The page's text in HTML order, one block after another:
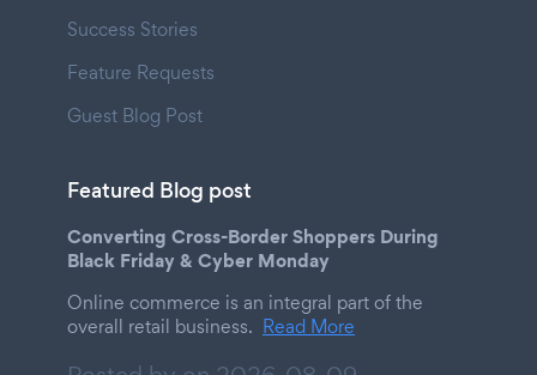
Success Stories
Feature Requests
Guest Blog Post
Featured Blog post
Converting Cross-Border Shoppers During
Black Friday & Cyber Monday
Online commerce is an integral part of the
overall retail business. Read More